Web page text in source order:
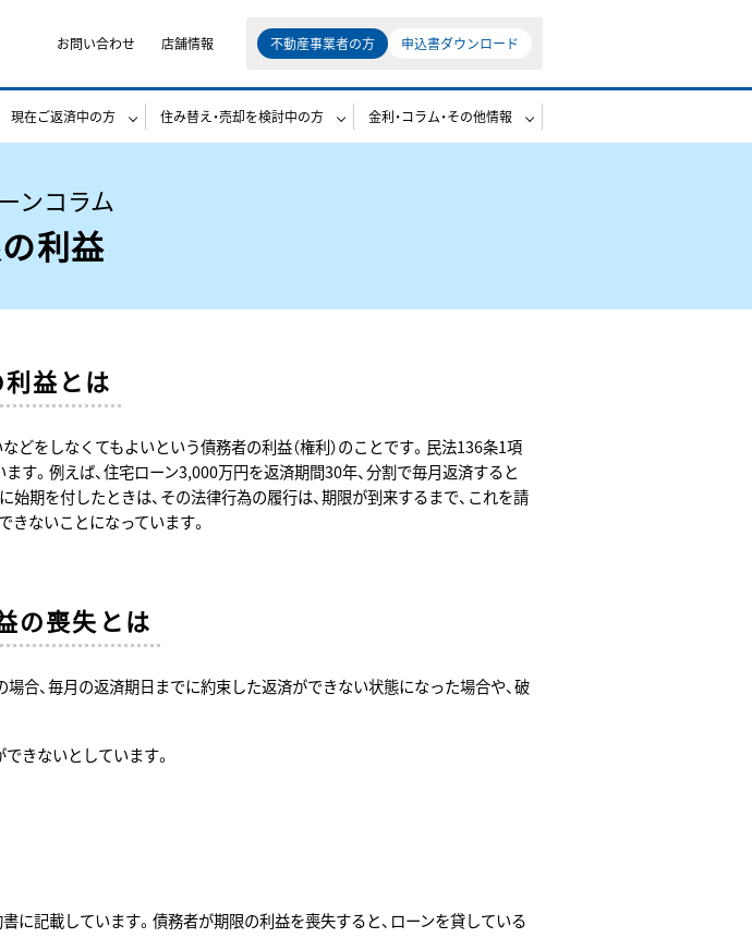
お問い合わせ 店舗情報 不動産事業者の方 申込書ダウンロード
現在ご返済中の方 住み替え・売却を検討中の方 金利・コラム・その他情報
ンコラム
利益
益とは
をしなくてもよいという債務者の利益（権利）のことです。民法136条1項
す。例えば、住宅ローン3,000万円を返済期間30年、分割で毎月返済すると
期を付したときは、その法律行為の履行は、期限が到来するまで、これを請
きないことになっています。
の喪失とは
合、毎月の返済期日までに約束した返済ができない状態になった場合や、破
きないとしています。
に記載しています。債務者が期限の利益を喪失すると、ローンを貸している